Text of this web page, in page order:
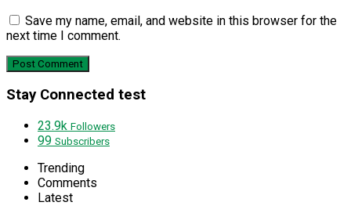
Save my name, email, and website in this browser for the
next time I comment.
Stay Connected test
23.9k Followers
99 Subscribers
Trending
Comments
Latest